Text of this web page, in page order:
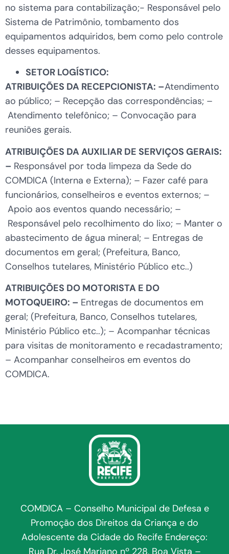
no sistema para contabilização;- Responsável pelo
Sistema de Patrimônio, tombamento dos
equipamentos adquiridos, bem como pelo controle
desses equipamentos.
SETOR LOGÍSTICO:
ATRIBUIÇÕES DA RECEPCIONISTA: –Atendimento
ao público; – Recepção das correspondências; –
Atendimento telefônico; – Convocação para
reuniões gerais.
ATRIBUIÇÕES DA AUXILIAR DE SERVIÇOS GERAIS:
– Responsável por toda limpeza da Sede do
COMDICA (Interna e Externa); – Fazer café para
funcionários, conselheiros e eventos externos; –
Apoio aos eventos quando necessário; –
Responsável pelo recolhimento do lixo; – Manter o
abastecimento de água mineral; – Entregas de
documentos em geral; (Prefeitura, Banco,
Conselhos tutelares, Ministério Público etc..)
ATRIBUIÇÕES DO MOTORISTA E DO
MOTOQUEIRO: – Entregas de documentos em
geral; (Prefeitura, Banco, Conselhos tutelares,
Ministério Público etc..); – Acompanhar técnicas
para visitas de monitoramento e recadastramento;
– Acompanhar conselheiros em eventos do
COMDICA.
COMDICA – Conselho Municipal de Defesa e
Promoção dos Direitos da Criança e do
Adolescente da Cidade do Recife Endereço: